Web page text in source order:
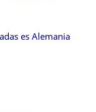
es Alemania